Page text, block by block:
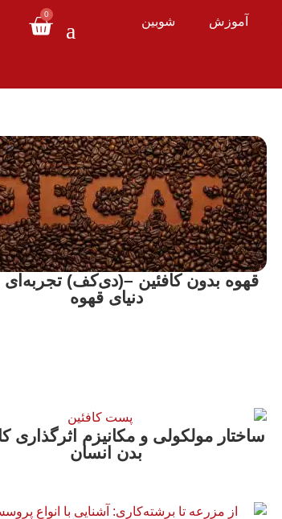
0
آموزش شوبین
قهوه بدون کافئین –(دی‌کف) تجربه‌ای
دنیای قهوه
ساختار مولکولی و مکانیزم اثرگذاری
بدن انسان